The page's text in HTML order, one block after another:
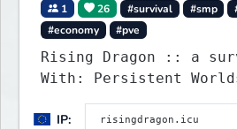
1 26 #survival #smp
#economy
#pve
Rising Dragon :: a
With: Persistent
Ranks, & more...
IP: